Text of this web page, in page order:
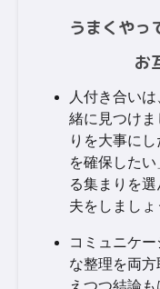
うまくやっ
お
人付き合い
緒に見つけま
りを大事に
を確保した
る集まりを
夫をしましょ
コミュニケ
な整理を両方
えつつ結論も